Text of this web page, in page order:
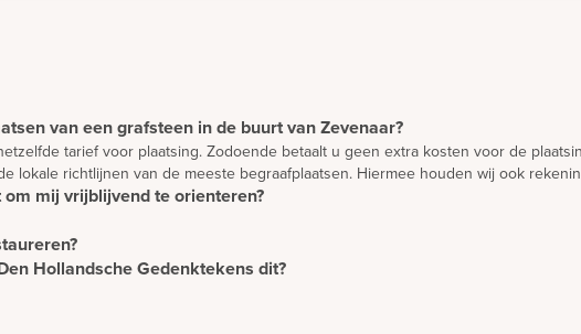
van een grafsteen in de buurt van Zevenaar?
tarief voor plaatsing. Zodoende betaalt u geen extra kosten voor de
lokale richtlijnen van de meeste begraafplaatsen. Hiermee houden wij ook
mij vrijblijvend te orienteren?
en te oriënteren. Wilt u advies? Dan is het verstandig om een afspraak te
door de mate waarin het materiaal beschikbaar is. Omdat wij met natuurlijke
levertijden tussen de 7 en 15 weken bedragen.
Houdt u wel rekening met kosten voor het afhalen van de grafsteen en
Hollandsche Gedenktekens dit?